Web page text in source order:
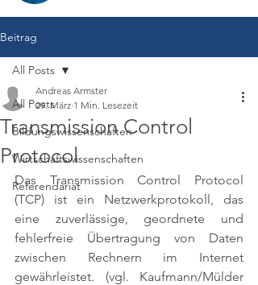
Beitrag
All Posts
Bildungswissenschaften
Wirtschaftswissenschaften
Referendariat
All Posts
Transmission Control
Protocol
Andreas Armster
29. März 1 Min. Lesezeit
Das Transmission Control Protocol
(TCP) ist ein Netzwerkprotokoll, das
eine zuverlässige, geordnete und
fehlerfreie Übertragung von Daten
zwischen Rechnern im Internet
gewährleistet. (vgl. Kaufmann/Mülder